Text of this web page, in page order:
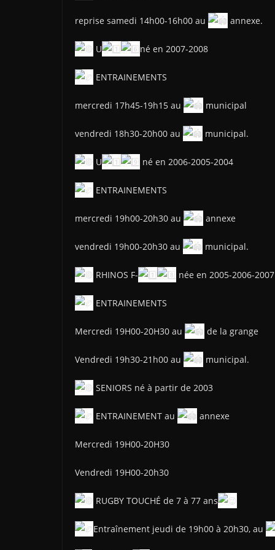
reprise samedi 14h00-16h00 au annexe.
U né en 2007-2008
ENTRAINEMENTS
mercredi 17h45-19h15 au municipal
vendredi 18h30-20h00 au municipal.
U né en 2006-2005-2004
ENTRAINEMENTS
mercredi 19h00-20h30 au annexe
vendredi 19h00-20h30 au municipal.
RHINOS F- née en 2005-2006-
ENTRAINEMENTS
Mercredi 19H00-20H30 au de la grange
Vendredi 19h30-21h00 au municipal.
SENIORS né à partir de 2003
ENTRAINEMENT au annexe
Mercredi 19H00-20H30
Vendredi 19H00-20h30
RUGBY TOUCHÉ de 7 à 77 ans
Entraînement jeudi de 19h00 à 20h30, au